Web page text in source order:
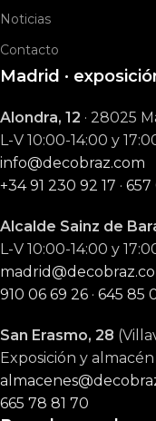
Noticias
Contacto
Madrid ·
Alondra, 12 · 28025
L-V 10:00-14:00 y
info@decobraz.com
+34 91 230 92 17 · 657
Alcalde Sainz de
L-V 10:00-14:00 y
910 06 69 26 · 645 85
San Erasmo, 28
Exposición y almacén
665 78 81 70